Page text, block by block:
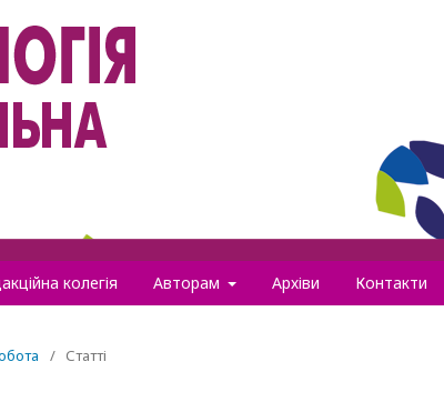
колегія Авторам Архіви Контакти
/ Статті